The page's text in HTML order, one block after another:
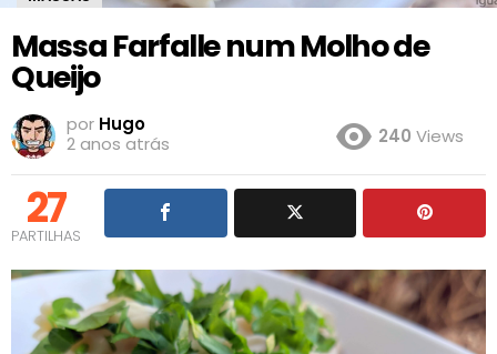
Massa Farfalle num Molho de
Queijo
por Hugo
2 anos atrás
240 Views
27
PARTILHAS